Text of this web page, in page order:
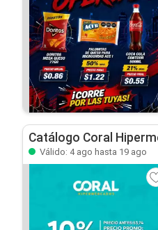
Catálogo Coral
Válido: 4 ago hasta 19 ago